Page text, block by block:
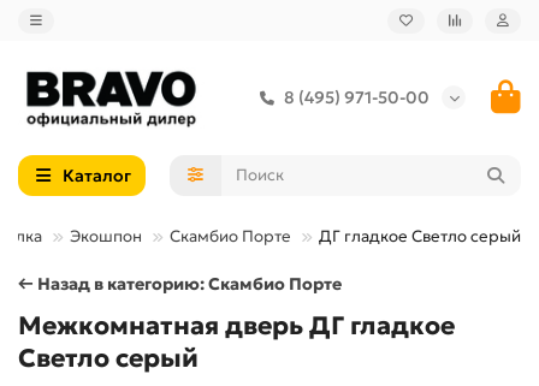
8 (495) 971-50-00
Каталог
Экошпон Скамбио Порте ДГ гладкое Светло серый
← Назад в категорию: Скамбио Порте
Межкомнатная дверь ДГ гладкое
Светло серый